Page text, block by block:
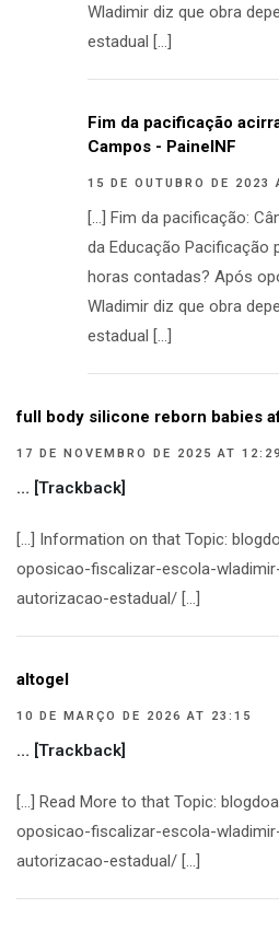
Wladimir diz que obra
estadual […]
Fim da pacificação
Campos - PainelNF
15 DE OUTUBRO DE 2023
[…] Fim da pacificação:
da Educação Pacificação
horas contadas? Após
Wladimir diz que obra
estadual […]
full body silicone reborn babies
17 DE NOVEMBRO DE 2025 AT 12:29
… [Trackback]
[…] Information on that Topic:
oposicao-fiscalizar-escola-
autorizacao-estadual/ […]
altogel
10 DE MARÇO DE 2026 AT 23:15
… [Trackback]
[…] Read More to that Topic:
oposicao-fiscalizar-escola-
autorizacao-estadual/ […]